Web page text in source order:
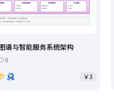
谱与智能服务系统架构
0
￥3